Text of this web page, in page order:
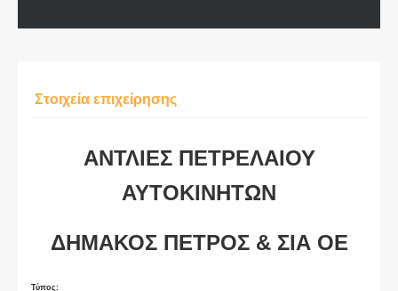
Στοιχεία επιχείρησης
ΑΝΤΛΙΕΣ ΠΕΤΡΕΛΑΙΟΥ
ΑΥΤΟΚΙΝΗΤΩΝ
ΔΗΜΑΚΟΣ ΠΕΤΡΟΣ & ΣΙΑ ΟΕ
Τύπος: